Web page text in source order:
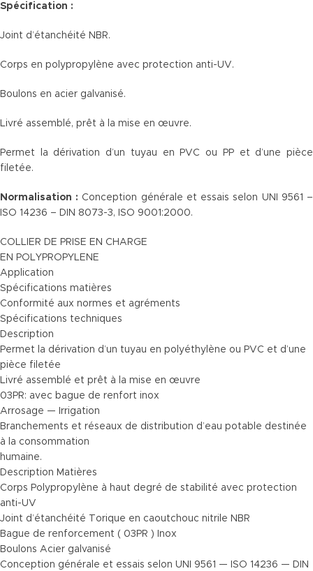
Spécification :
Joint d’étanchéité NBR.
Corps en polypropylène avec protection anti-UV.
Boulons en acier galvanisé.
Livré assemblé, prêt à la mise en œuvre.
Permet la dérivation d’un tuyau en PVC ou PP et d’une pièce
filetée.
Normalisation : Conception générale et essais selon UNI 9561 –
ISO 14236 – DIN 8073-3, ISO 9001:2000.
COLLIER DE PRISE EN CHARGE
EN POLYPROPYLENE
Application
Spécifications matières
Conformité aux normes et agréments
Spécifications techniques
Description
Permet la dérivation d’un tuyau en polyéthylène ou PVC et d’une
pièce filetée
Livré assemblé et prêt à la mise en œuvre
03PR: avec bague de renfort inox
Arrosage — Irrigation
Branchements et réseaux de distribution d’eau potable destinée
à la consommation
humaine.
Description Matières
Corps Polypropylène à haut degré de stabilité avec protection
anti-UV
Joint d’étanchéité Torique en caoutchouc nitrile NBR
Bague de renforcement ( 03PR ) Inox
Boulons Acier galvanisé
Conception générale et essais selon UNI 9561 — ISO 14236 — DIN